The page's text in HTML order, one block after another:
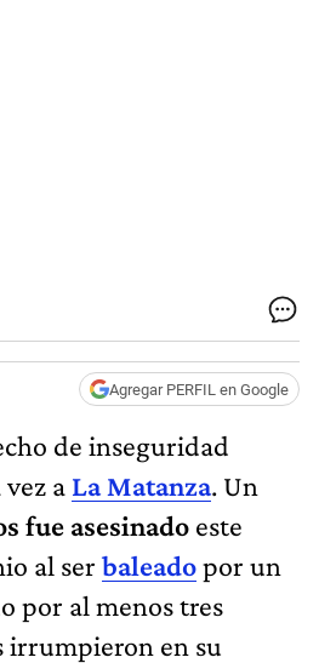
Agregar PERFIL en Google
de inseguridad
a La Matanza. Un
fue asesinado este
al ser baleadopor un
por al menos tres
irrumpieron en su